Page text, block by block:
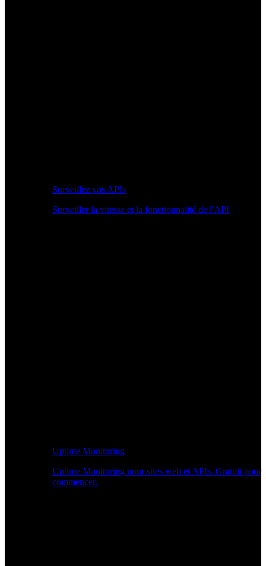
Surveillez vos APIs
Surveiller la vitesse et la fonctionnalité de l'API
Uptime Monitoring
Uptime Monitoring pour sites web et APIs. Gratuit pour
commencer.